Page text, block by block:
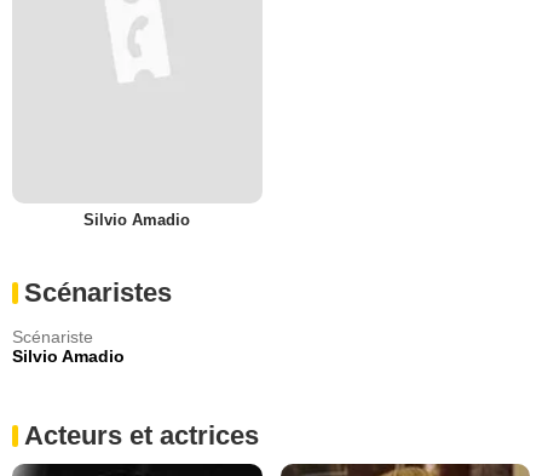
Silvio Amadio
Scénaristes
Scénariste
Silvio Amadio
Acteurs et actrices